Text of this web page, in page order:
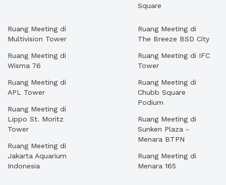
Square
Ruang Meeting di
Multivision Tower
Ruang Meeting di
Wisma 76
Ruang Meeting di
APL Tower
Ruang Meeting di
Lippo St. Moritz
Tower
Ruang Meeting di
Jakarta Aquarium
Indonesia
Ruang Meeting di
The Breeze BSD City
Ruang Meeting di IFC
Tower
Ruang Meeting di
Chubb Square
Podium
Ruang Meeting di
Sunken Plaza -
Menara BTPN
Ruang Meeting di
Menara 165